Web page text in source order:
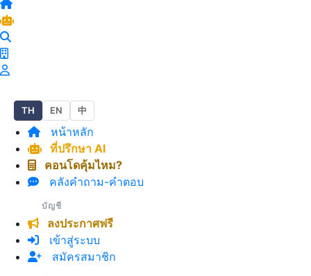
TH EN 中
หน้าหลัก
ที่ปรึกษา AI
คอนโดคุ้มไหม?
คลังคำถาม-คำตอบ
บัญชี
ลงประกาศฟรี
เข้าสู่ระบบ
สมัครสมาชิก